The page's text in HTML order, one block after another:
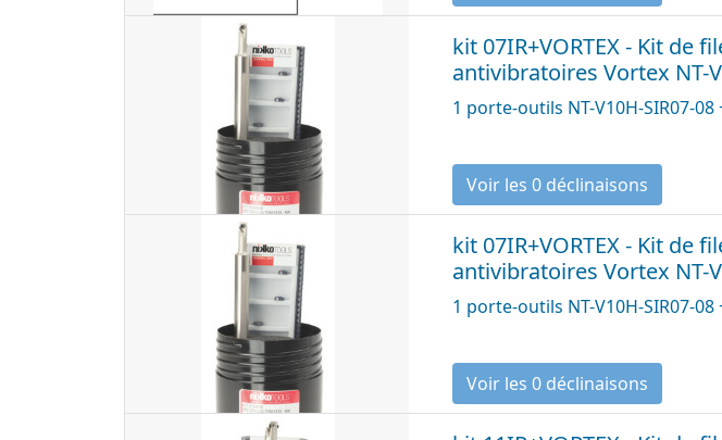
kit 07IR+VORTEX - Kit de
antivibratoires Vortex NT-
1 porte-outils NT-V10H-SIR07-
Voir les 0 déclinaisons
kit 07IR+VORTEX - Kit de
antivibratoires Vortex NT-
1 porte-outils NT-V10H-SIR07-
Voir les 0 déclinaisons